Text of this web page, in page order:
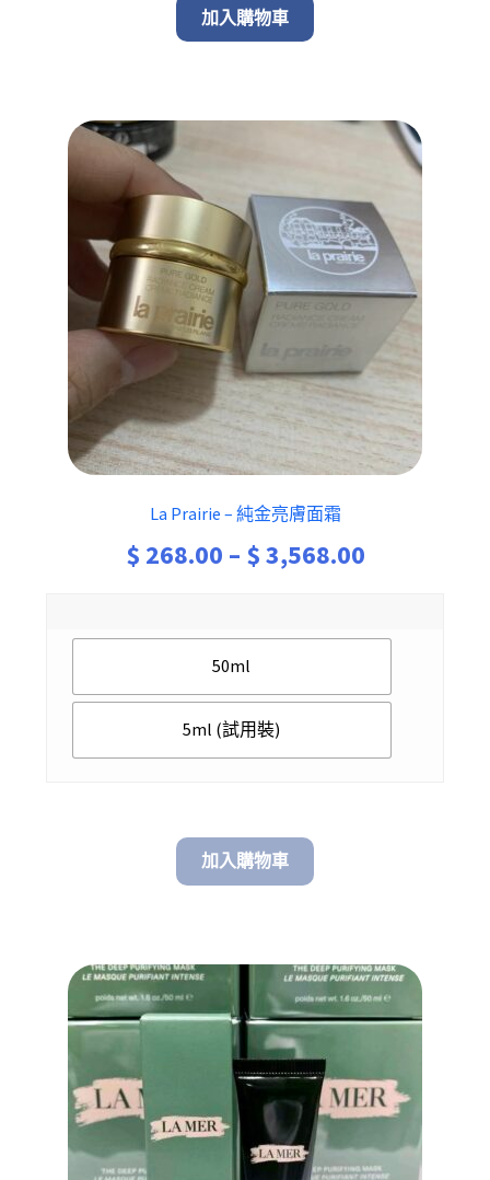
加入購物車
La Prairie – 純金亮膚面霜
$ 268.00 – $3,568.00Price
$ 268.00
50ml
5ml (試用裝)
加入購物車